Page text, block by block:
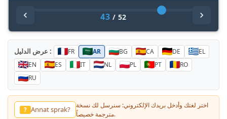
43 / 52
عرض الدليل : FR AR BG CA DE
EL
EN
ES IT NL PL PT
RO
RU
? 他の言語？
اختر لغتك وأدخل بريدك الإلكتروني: سنرسل لك نسخة
مترجمة خصيصاً.